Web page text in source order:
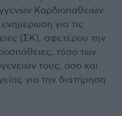
Καρδιοπαθειών
για τις
(ΣΚ), αφετέρου την
τόσο των
τους, όσο και
για την διατήρηση